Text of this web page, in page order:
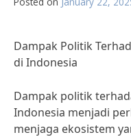
Dampak Politik
di Indonesia
Dampak politik
Indonesia menjadi
menjaga ekosistem